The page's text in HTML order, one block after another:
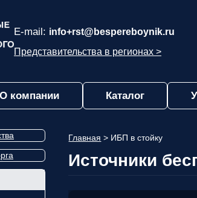
E-mail: info+rst@bespereboynik.ru
Представительства в регионах >
О компании Каталог
Главная > ИБП в стойку
Источники